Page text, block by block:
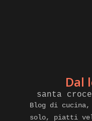
Dal
santa
Blog di
solo, piatti